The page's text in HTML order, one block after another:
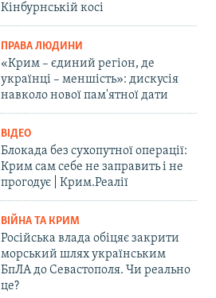
Кінбурнській косі
ПРАВА ЛЮДИНИ
«Крим – єдиний регіон, де
українці – меншість»: дискусія
навколо нової пам'ятної дати
ВІДЕО
Блокада без сухопутної операції:
Крим сам себе не заправить і не
прогодує | Крим.Реалії
ВІЙНА ТА КРИМ
Російська влада обіцяє закрити
морський шлях українським
БпЛА до Севастополя. Чи реально
це?